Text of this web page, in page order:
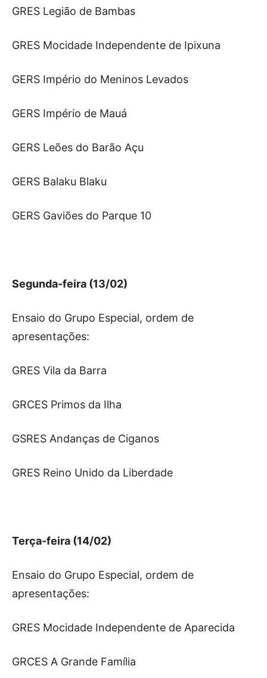
GRES Legião de Bambas
GRES Mocidade Independente de Ipixuna
GERS Império do Meninos Levados
GERS Império de Mauá
GERS Leões do Barão Açu
GERS Balaku Blaku
GERS Gaviões do Parque 10
Segunda-feira (13/02)
Ensaio do Grupo Especial, ordem de
apresentações:
GRES Vila da Barra
GRCES Primos da Ilha
GSRES Andanças de Ciganos
GRES Reino Unido da Liberdade
Terça-feira (14/02)
Ensaio do Grupo Especial, ordem de
apresentações:
GRES Mocidade Independente de Aparecida
GRCES A Grande Família